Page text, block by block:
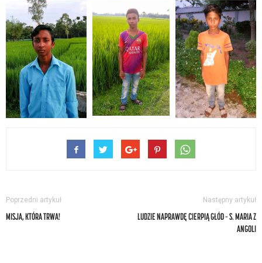
Poprzedni artykuł
MISJA, KTÓRA TRWA!
Następny artykuł
LUDZIE NAPRAWDĘ CIERPIĄ GŁÓD – S. MARIA Z
ANGOLI